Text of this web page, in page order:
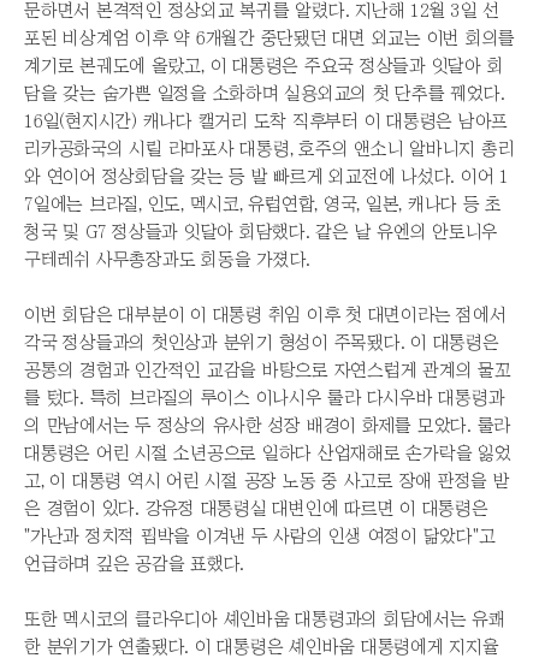
문하면서 본격적인 정상외교 복귀를 알렸다. 지난해 12월 3일 선
포된 비상계엄 이후 약 6개월간 중단됐던 대면 외교는 이번 회의를
계기로 본궤도에 올랐고, 이 대통령은 주요국 정상들과 잇달아 회
담을 갖는 숨가쁜 일정을 소화하며 실용외교의 첫 단추를 꿰었다.
16일(현지시간) 캐나다 캘거리 도착 직후부터 이 대통령은 남아프
리카공화국의 시릴 라마포사 대통령, 호주의 앤소니 알바니지 총리
와 연이어 정상회담을 갖는 등 발 빠르게 외교전에 나섰다. 이어 1
7일에는 브라질, 인도, 멕시코, 유럽연합, 영국, 일본, 캐나다 등 초
청국 및 G7 정상들과 잇달아 회담했다. 같은 날 유엔의 안토니우
구테레쉬 사무총장과도 회동을 가졌다.
이번 회담은 대부분이 이 대통령 취임 이후 첫 대면이라는 점에서
각국 정상들과의 첫인상과 분위기 형성이 주목됐다. 이 대통령은
공통의 경험과 인간적인 교감을 바탕으로 자연스럽게 관계의 물꼬
를 텄다. 특히 브라질의 루이스 이나시우 룰라 다시우바 대통령과
의 만남에서는 두 정상의 유사한 성장 배경이 화제를 모았다. 룰라
대통령은 어린 시절 소년공으로 일하다 산업재해로 손가락을 잃었
고, 이 대통령 역시 어린 시절 공장 노동 중 사고로 장애 판정을 받
은 경험이 있다. 강유정 대통령실 대변인에 따르면 이 대통령은
"가난과 정치적 핍박을 이겨낸 두 사람의 인생 여정이 닮았다"고
언급하며 깊은 공감을 표했다.
또한 멕시코의 클라우디아 셰인바움 대통령과의 회담에서는 유쾌
한 분위기가 연출됐다. 이 대통령은 셰인바움 대통령에게 지지율